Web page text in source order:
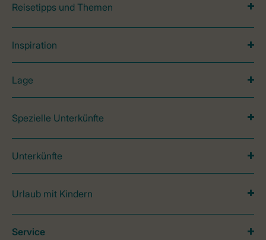
Reisetipps und Themen
Inspiration
Lage
Spezielle Unterkünfte
Unterkünfte
Urlaub mit Kindern
Service